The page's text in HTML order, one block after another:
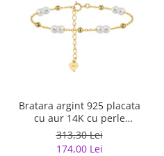
Bratara argint 925 placata
cu aur 14K cu perle
naturale
313,30 Lei
174,00 Lei